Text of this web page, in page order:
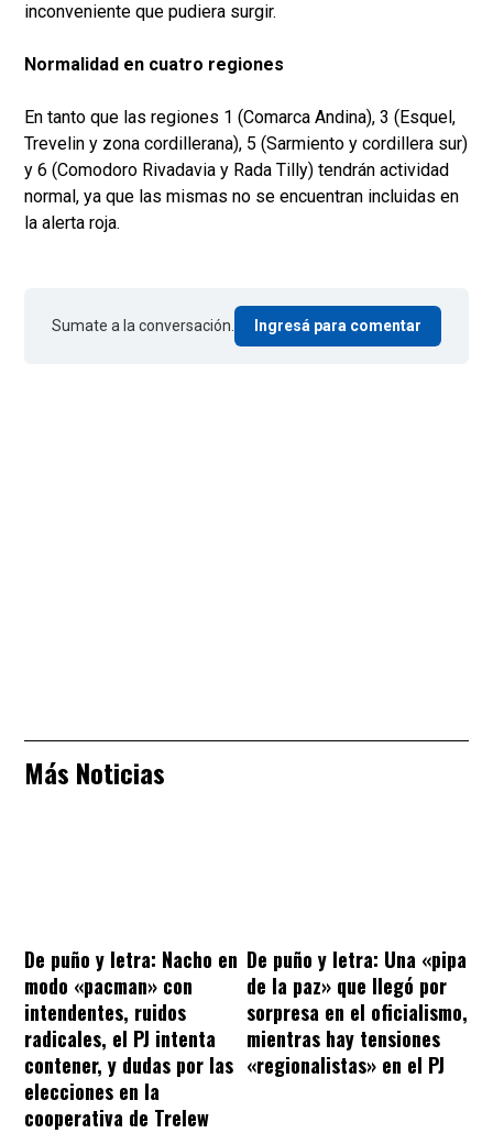
inconveniente que pudiera surgir.
Normalidad en cuatro regiones
En tanto que las regiones 1 (Comarca Andina), 3 (Esquel,
Trevelin y zona cordillerana), 5 (Sarmiento y cordillera sur)
y 6 (Comodoro Rivadavia y Rada Tilly) tendrán actividad
normal, ya que las mismas no se encuentran incluidas en
la alerta roja.
Sumate a la conversación. Ingresá para comentar
Más Noticias
De puño y letra: Nacho en
modo «pacman» con
intendentes, ruidos
radicales, el PJ intenta
contener, y dudas por las
elecciones en la
cooperativa de Trelew
De puño y letra: Una «pipa
de la paz» que llegó por
sorpresa en el oficialismo,
mientras hay tensiones
«regionalistas» en el PJ